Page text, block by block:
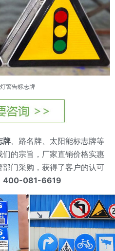
警告标志牌
牌、路名牌、太阳能标志牌等
的宗旨，厂家直销价格实惠
门采购，获得了客户的认可
400-081-6619